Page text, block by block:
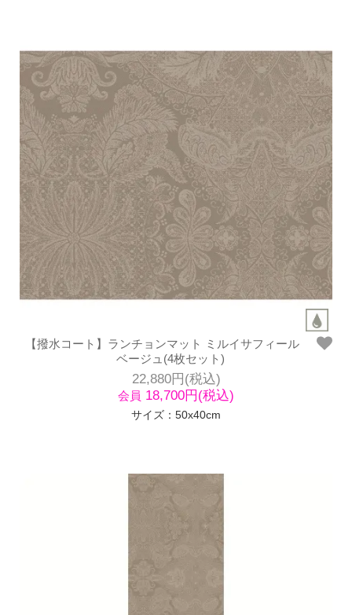
【撥水コート】ランチョンマット ミルイサフィール
ベージュ(4枚セット)
22,880円(税込)
会員 18,700円(税込)
サイズ：50x40cm